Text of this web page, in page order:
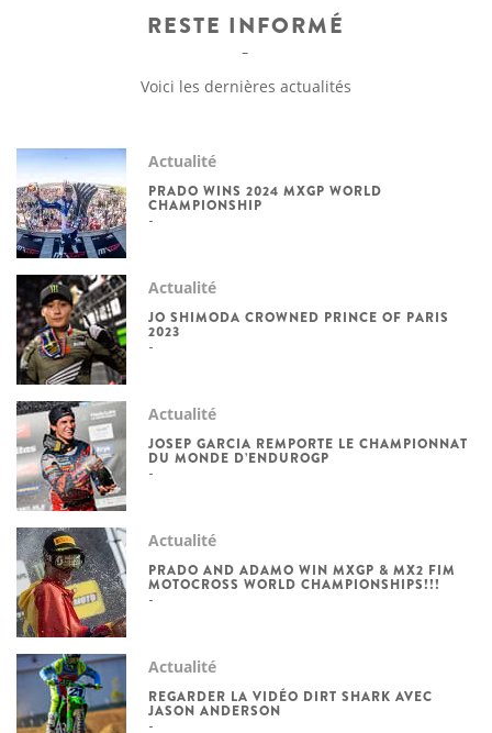
RESTE INFORMÉ
Voici les dernières actualités
Actualité
PRADO WINS 2024 MXGP WORLD
CHAMPIONSHIP
Actualité
JO SHIMODA CROWNED PRINCE OF PARIS
2023
Actualité
JOSEP GARCIA REMPORTE LE CHAMPIONNAT
DU MONDE D’ENDUROGP
Actualité
PRADO AND ADAMO WIN MXGP & MX2 FIM
MOTOCROSS WORLD CHAMPIONSHIPS!!!
Actualité
REGARDER LA VIDÉO DIRT SHARK AVEC
JASON ANDERSON